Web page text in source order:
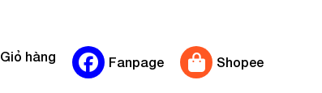
Giỏ hàng Fanpage Shopee